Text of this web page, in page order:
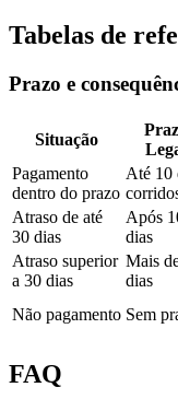
Tabelas de
Prazo e
Situação
Pagamento
dentro do prazo
Até 10
Atraso de até
30 dias
Após
dias
Atraso superior
a 30 dias
Mais
dias
Não pagamento Sem
FAQ